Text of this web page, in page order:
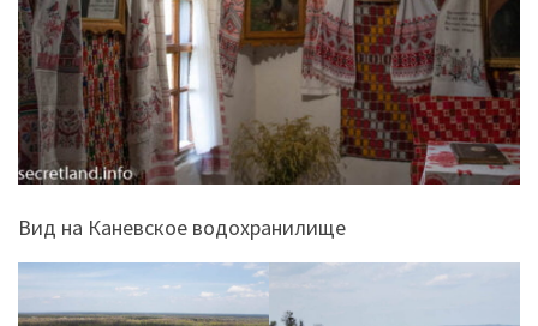
Вид на Каневское водохранилище